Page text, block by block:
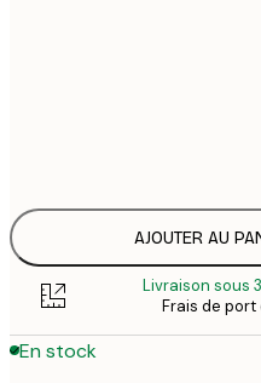
AJOUTER AU
Livraison sous
Frais de
En stock